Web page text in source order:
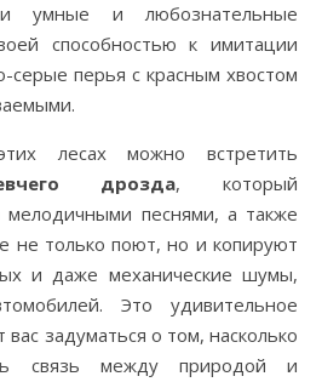
умные и любознательные
способностью к имитации
серые перья с красным хвостом
лесах можно встретить
дрозда, который
мелодичными песнями, а также
не только поют, но и копируют
и даже механические шумы,
Это удивительное
вас задуматься о том, насколько
связь между природой и